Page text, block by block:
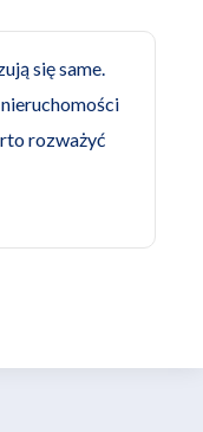
się same.
rozważyć